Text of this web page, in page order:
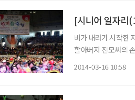
[시니어 일자리
비가 내리기 시작한
할아버지 진모씨의
2014-03-16 10:58